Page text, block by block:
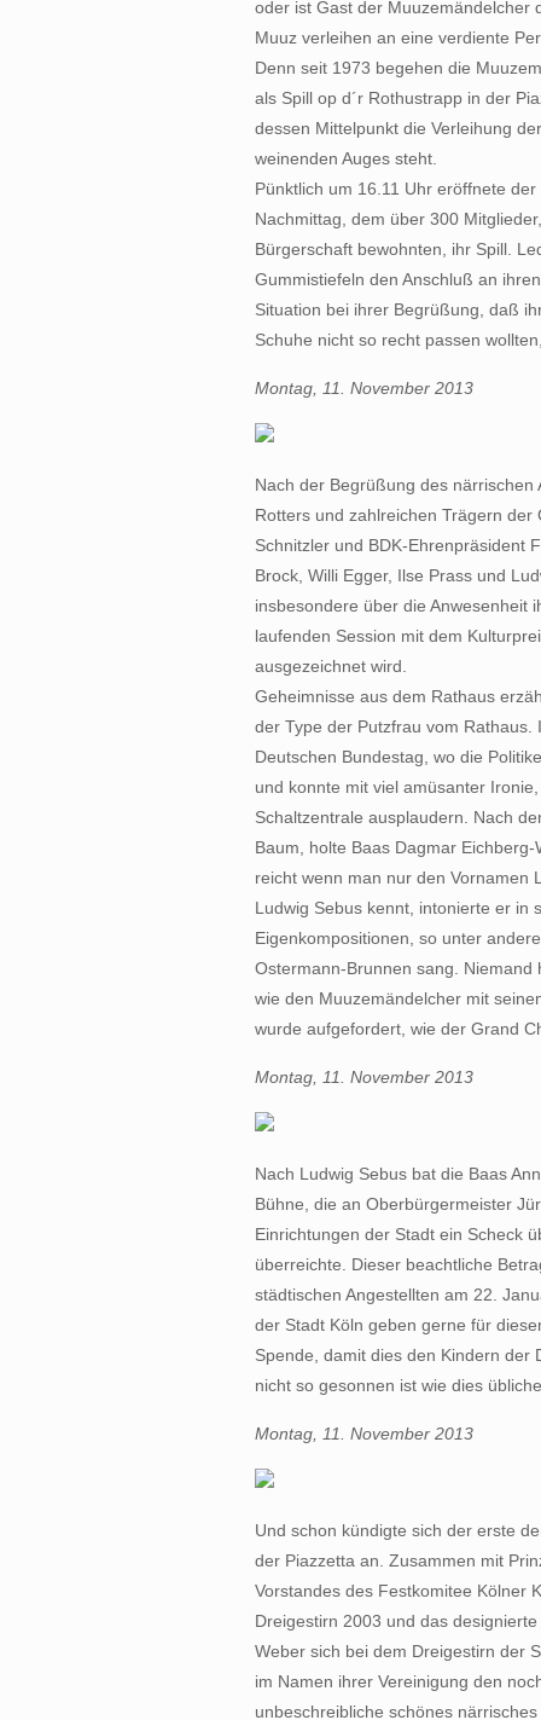
oder ist Gast der
Muuz verleihen an eine verdiente
Denn seit 1973 begehen die
als Spill op d´r Rothustrapp in der
dessen Mittelpunkt die Verleihung
weinenden Auges steht.
Pünktlich um 16.11 Uhr eröffnete der
Nachmittag, dem über 300
Bürgerschaft bewohnten, ihr Spill.
Gummistiefeln den Anschluß an
Situation bei ihrer Begrüßung, daß
Schuhe nicht so recht passen
Montag, 11. November 2013
Nach der Begrüßung des
Rotters und zahlreichen Trägern der
Schnitzler und BDK-Ehrenpräsident
Brock, Willi Egger, Ilse Prass und
insbesondere über die Anwesenheit
laufenden Session mit dem
ausgezeichnet wird.
Geheimnisse aus dem Rathaus
der Type der Putzfrau vom
Deutschen Bundestag, wo die
und konnte mit viel amüsanter
Schaltzentrale ausplaudern. Nach
Baum, holte Baas Dagmar
reicht wenn man nur den Vornamen
Ludwig Sebus kennt, intonierte er in
Eigenkompositionen, so unter
Ostermann-Brunnen sang.
wie den Muuzemändelcher mit
wurde aufgefordert, wie der Grand
Montag, 11. November 2013
Nach Ludwig Sebus bat die Baas
Bühne, die an Oberbürgermeister
Einrichtungen der Stadt ein Scheck
überreichte. Dieser beachtliche
städtischen Angestellten am 22.
der Stadt Köln geben gerne für
Spende, damit dies den Kindern der
nicht so gesonnen ist wie dies
Montag, 11. November 2013
Und schon kündigte sich der erste
der Piazzetta an. Zusammen mit
Vorstandes des Festkomitee Kölner
Dreigestirn 2003 und das
Weber sich bei dem Dreigestirn der
im Namen ihrer Vereinigung den
unbeschreibliche schönes